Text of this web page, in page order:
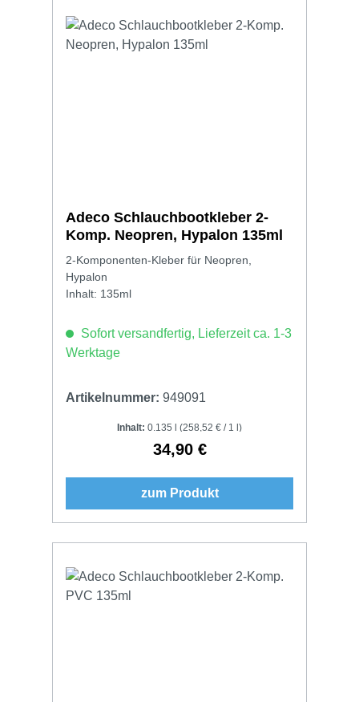
Adeco Schlauchbootkleber 2-
Komp. Neopren, Hypalon 135ml
2-Komponenten-Kleber für Neopren,
Hypalon
Inhalt: 135ml
Sofort versandfertig, Lieferzeit ca. 1-3
Werktage
Artikelnummer: 949091
Inhalt: 0.135 l (258,52 € / 1 l)
Regulärer Preis:
34,90 €
zum Produkt